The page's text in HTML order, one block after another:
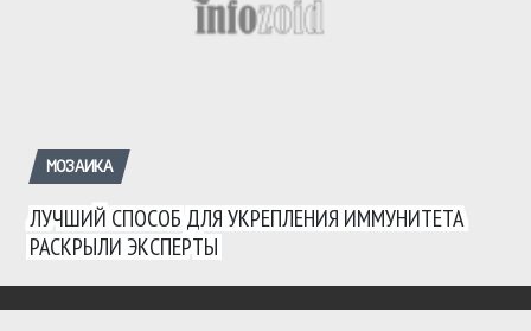
МОЗАИКА
ЛУЧШИЙ СПОСОБ ДЛЯ УКРЕПЛЕНИЯ ИММУНИТЕТА
РАСКРЫЛИ ЭКСПЕРТЫ